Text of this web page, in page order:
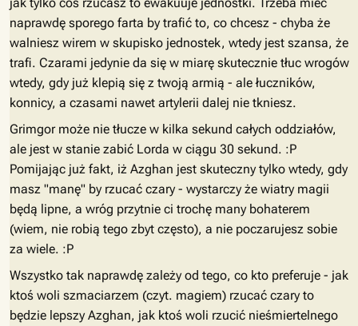
naprawdę sporego farta by trafić to, co chcesz - chyba że
walniesz wirem w skupisko jednostek, wtedy jest szansa, że
trafi. Czarami jedynie da się w miarę skutecznie tłuc wrogów
wtedy, gdy już klepią się z twoją armią - ale łuczników,
konnicy, a czasami nawet artylerii dalej nie tkniesz.
Grimgor może nie tłucze w kilka sekund całych oddziałów,
ale jest w stanie zabić Lorda w ciągu 30 sekund. :P
Pomijając już fakt, iż Azghan jest skuteczny tylko wtedy, gdy
masz "manę" by rzucać czary - wystarczy że wiatry magii
będą lipne, a wróg przytnie ci trochę many bohaterem
(wiem, nie robią tego zbyt często), a nie poczarujesz sobie
za wiele. :P
Wszystko tak naprawdę zależy od tego, co kto preferuje - jak
ktoś woli szmaciarzem (czyt. magiem) rzucać czary to
będzie lepszy Azghan, jak ktoś woli rzucić nieśmiertelnego